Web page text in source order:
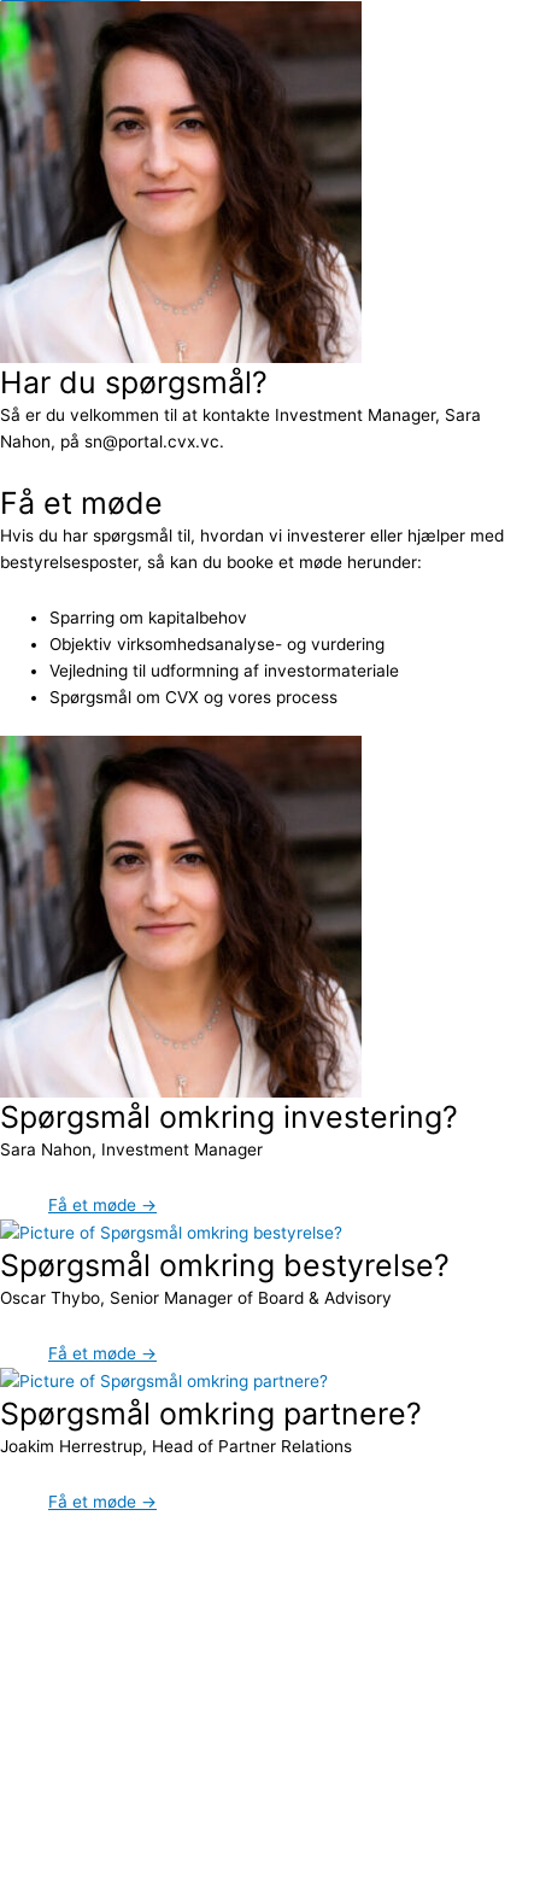
Har du spørgsmål?
Så er du velkommen til at kontakte Investment Manager, Sara
Nahon, på sn@portal.cvx.vc.
Få et møde
Hvis du har spørgsmål til, hvordan vi investerer eller hjælper med
bestyrelsesposter, så kan du booke et møde herunder:
Sparring om kapitalbehov
Objektiv virksomhedsanalyse- og vurdering
Vejledning til udformning af investormateriale
Spørgsmål om CVX og vores process
Spørgsmål omkring investering?
Sara Nahon, Investment Manager
Få et møde →
Spørgsmål omkring bestyrelse?
Oscar Thybo, Senior Manager of Board & Advisory
Få et møde →
Spørgsmål omkring partnere?
Joakim Herrestrup, Head of Partner Relations
Få et møde →